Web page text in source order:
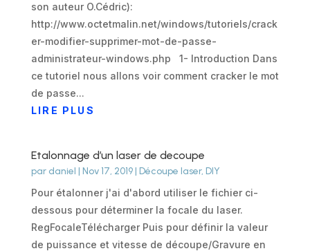
son auteur O.Cédric):
http://www.octetmalin.net/windows/tutoriels/crack
er-modifier-supprimer-mot-de-passe-
administrateur-windows.php 1- Introduction Dans
ce tutoriel nous allons voir comment cracker le mot
de passe...
LIRE PLUS
Etalonnage d’un laser de decoupe
par daniel | Nov 17, 2019| Découpe laser, DIY
Pour étalonner j'ai d'abord utiliser le fichier ci-
dessous pour déterminer la focale du laser.
RegFocaleTélécharger Puis pour définir la valeur
de puissance et vitesse de découpe/Gravure en